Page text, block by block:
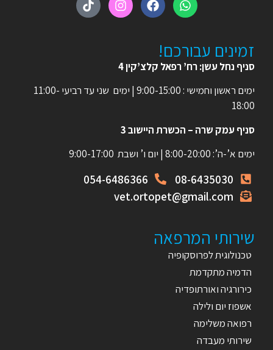
זמינים עבורכם!
סניף נחל עשן: רח’ רפאל קלצ’קין 4
ימים ראשון וחמישי : 9:00-15:00 | ימים שני עד רביעי 11:00-
18:00
סניף עמק שרה – הכשרת היישוב 3
ימים א’-ה’: 8:00-20:00 | יום ו’ ושבת 9:00-17:00
08-6435030
054-6486366
vet.ortopet@gmail.com
שירותי המרפאה
טכנולוגית לפרוסקופיה
הדמיה מתקדמת
כירורגיה ואורתופדיה
אשפוז יום ולילה
רפואה משלימה
שירותי מעבדה